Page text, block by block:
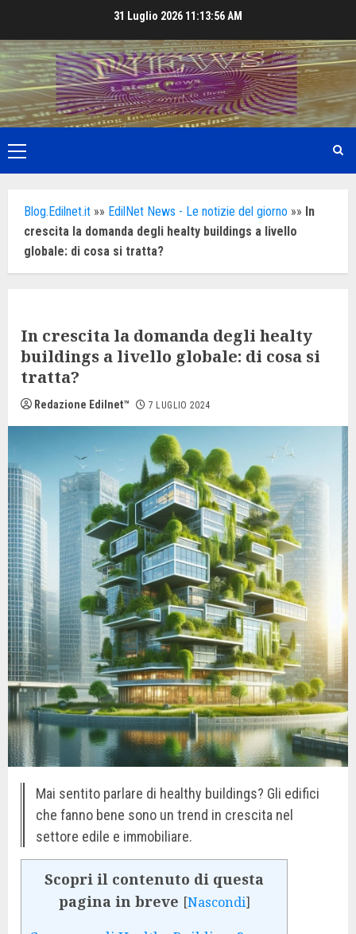
content
31 Luglio 2026 11:13:58 AM
Primary
Menu
Blog.Edilnet.it »» EdilNet News - Le notizie del giorno »» In
crescita la domanda degli healty buildings a livello
globale: di cosa si tratta?
In crescita la domanda degli healty
buildings a livello globale: di cosa si
tratta?
Redazione Edilnet™ 7 LUGLIO 2024
Mai sentito parlare di healthy buildings? Gli edifici
che fanno bene sono un trend in crescita nel
settore edile e immobiliare.
Scopri il contenuto di questa
pagina in breve [Nascondi]